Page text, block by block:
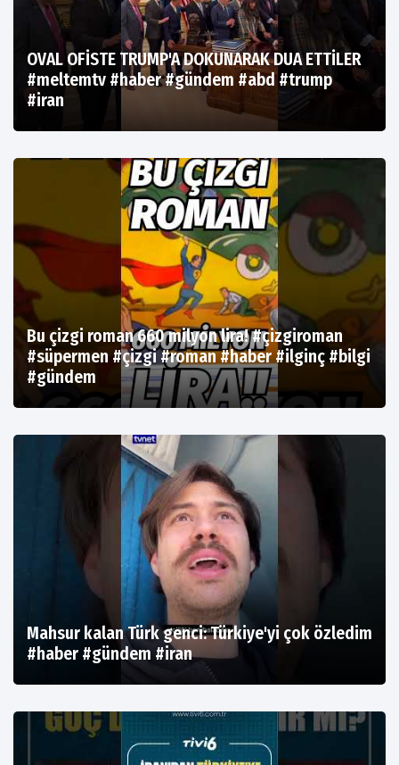
OVAL OFİSTE TRUMP'A DOKUNARAK DUA ETTİLER
#meltemtv #haber #gündem #abd #trump
#iran
Bu çizgi roman 660 milyon lira! #çizgiroman
#süpermen #çizgi #roman #haber #ilginç #bilgi
#gündem
Mahsur kalan Türk genci: Türkiye'yi çok özledim
#haber #gündem #iran